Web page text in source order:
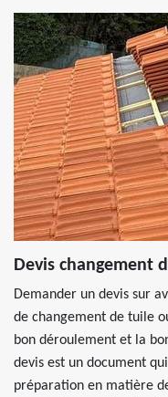
Devis changement
Demander un devis sur
de changement de tuile
bon déroulement et la
devis est un document
préparation en matière